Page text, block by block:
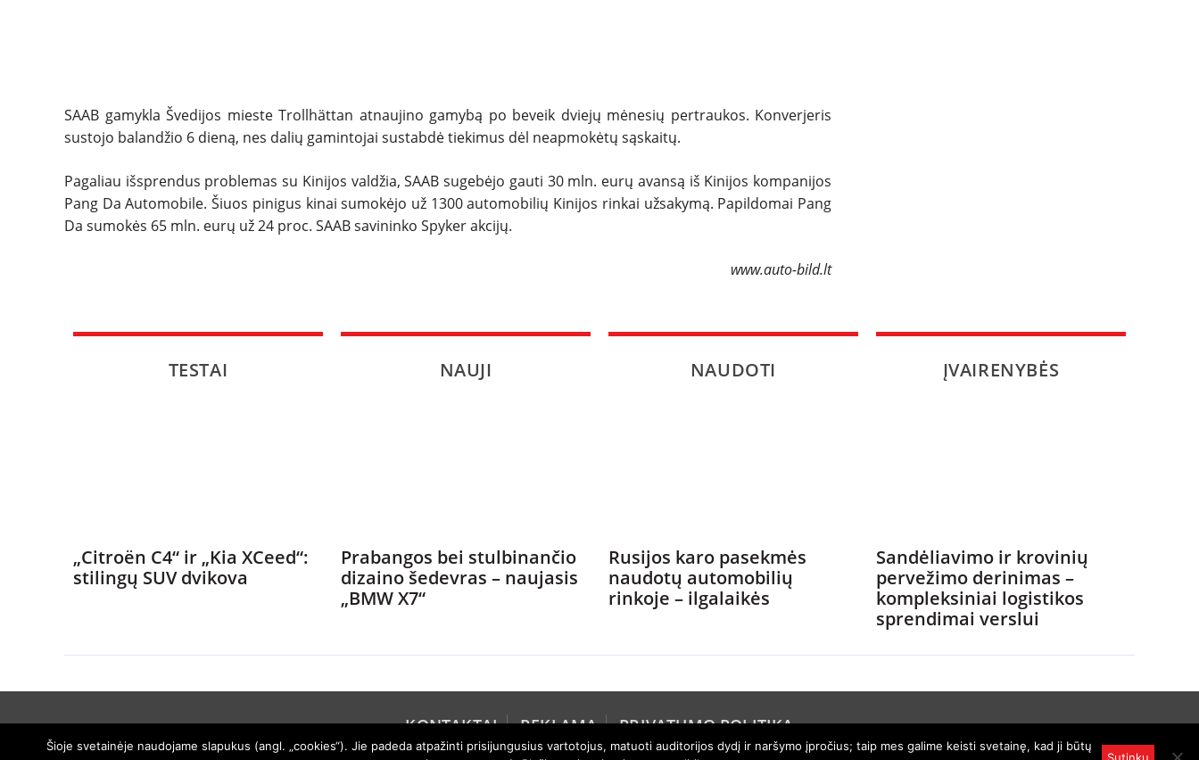
ĮVAIRENYBĖS
SAAB gamykla Švedijos mieste Trollhättan atnaujino gamybą po beveik dviejų mėnesių pertraukos. Konverjeris
sustojo balandžio 6 dieną, nes dalių gamintojai sustabdė tiekimus dėl neapmokėtų sąskaitų.
Pagaliau išsprendus problemas su Kinijos valdžia, SAAB sugebėjo gauti 30 mln. eurų avansą iš Kinijos kompanijos
Pang Da Automobile. Šiuos pinigus kinai sumokėjo už 1300 automobilių Kinijos rinkai užsakymą. Papildomai Pang
Da sumokės 65 mln. eurų už 24 proc. SAAB savininko Spyker akcijų.
www.auto-bild.lt
TESTAI
„Citroën C4“ ir „Kia XCeed“:
stilingų SUV dvikova
NAUJI
Prabangos bei stulbinančio
dizaino šedevras – naujasis
„BMW X7“
NAUDOTI
Rusijos karo pasekmės
naudotų automobilių
rinkoje – ilgalaikės
ĮVAIRENYBĖS
Sandėliavimo ir krovinių
pervežimo derinimas –
kompleksiniai logistikos
sprendimai verslui
KONTAKTAI REKLAMA PRIVATUMO POLITIKA
Šioje svetainėje naudojame slapukus (angl. „cookies“). Jie padeda atpažinti prisijungusius vartotojus, matuoti auditorijos dydį ir naršymo įpročius; taip mes galime keisti svetainę, kad ji būtų